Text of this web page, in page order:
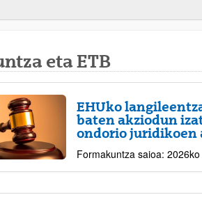
eta ETB
EHUko
baten akziodun
ondorio juridikoen
Formakuntza saioa: